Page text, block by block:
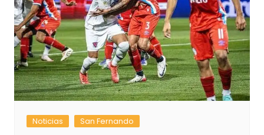
Noticias San Fernando